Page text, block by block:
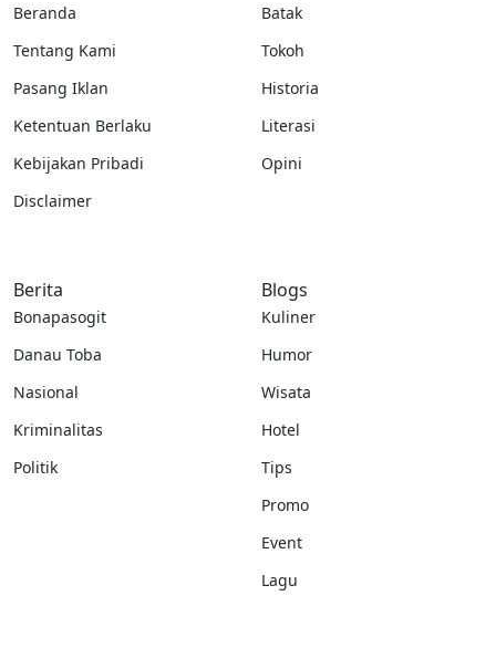
Beranda
Tentang Kami
Pasang Iklan
Ketentuan Berlaku
Kebijakan Pribadi
Disclaimer
Batak
Tokoh
Historia
Literasi
Opini
Berita
Bonapasogit
Danau Toba
Nasional
Kriminalitas
Politik
Blogs
Kuliner
Humor
Wisata
Hotel
Tips
Promo
Event
Lagu